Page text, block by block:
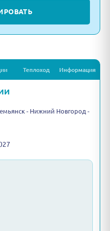
Теплоход Информация
- Нижний Новгород -